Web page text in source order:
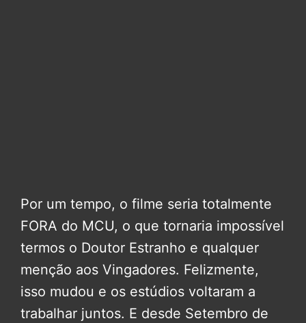
Por um tempo, o filme seria totalmente
FORA do MCU, o que tornaria impossível
termos o Doutor Estranho e qualquer
menção aos Vingadores. Felizmente,
isso mudou e os estúdios voltaram a
trabalhar juntos. E desde Setembro de